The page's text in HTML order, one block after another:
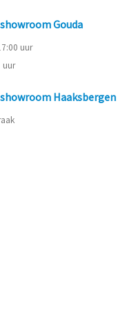
Gouda
uur
uur
Haaksbergen